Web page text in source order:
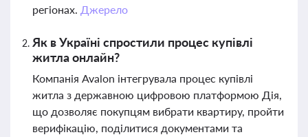
регіонах. Джерело
Як в Україні спростили процес купівлі
житла онлайн?
Компанія Avalon інтегрувала процес купівлі
житла з державною цифровою платформою Дія,
що дозволяє покупцям вибрати квартиру, пройти
верифікацію, поділитися документами та